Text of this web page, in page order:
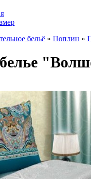
бельё » Поплин »